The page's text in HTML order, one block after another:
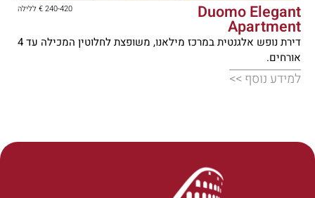
Duomo Elegant
Apartment
240-420 € ללילה
דירת נופש אלגנטית במרכז מילאנו, משופצת לחלוטין המכילה עד 4
אורחים.
למידע נוסף >>